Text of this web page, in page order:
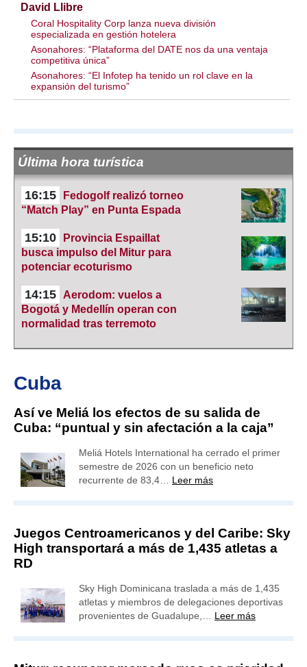
David Llibre
Coral Hospitality Corp lanza nueva división
especializada en gestión hotelera
Asonahores: “Plataforma del DATE nos da una ventaja
competitiva única”
Asonahores: “El Infotep ha tenido un rol clave en la
expansión del turismo”
Última hora turística
16:15
Fedogolf realizó torneo
“Match Play” en Punta Espada
15:10
Provincia Espaillat
busca impulso del Mitur para
potenciar ecoturismo
14:15
Aerodom: vuelos a
Bogotá y Medellín operan con
normalidad tras terremoto
Cuba
Así ve Meliá los efectos de su salida de
Cuba: “puntual y sin afectación a la caja”
Meliá Hotels International ha cerrado el primer
semestre de 2026 con un beneficio neto
recurrente de 83,4… Leer más
Juegos Centroamericanos y del Caribe: Sky
High transportará a más de 1,435 atletas a
RD
Sky High Dominicana traslada a más de 1,435
atletas y miembros de delegaciones deportivas
provenientes de Guadalupe,… Leer más